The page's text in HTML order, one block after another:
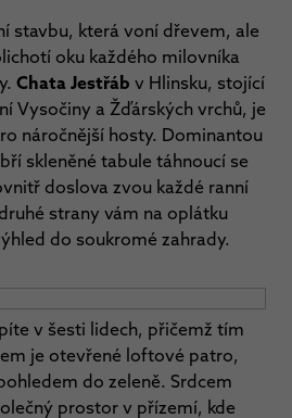
stavbu, která voní dřevem, ale
oku každého milovníka
Chata Jestřáb v Hlinsku, stojící
Vysočiny a Žďárských vrchů, je
náročnější hosty. Dominantou
skleněné tabule táhnoucí se
doslova zvou každé ranní
strany vám na oplátku
do soukromé zahrady.
v šesti lidech, přičemž tím
je otevřené loftové patro,
do zeleně. Srdcem
prostor v přízemí, kde